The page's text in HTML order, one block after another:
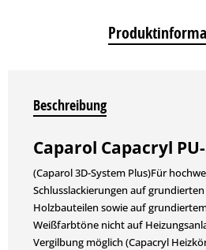
Beschreibung
Caparol Capacryl
(Caparol 3D-System Plus)Für
Schluss­lackierungen auf
Holzbauteilen sowie auf
Weißfarbtöne nicht auf
Vergilbung möglich (Capacryl